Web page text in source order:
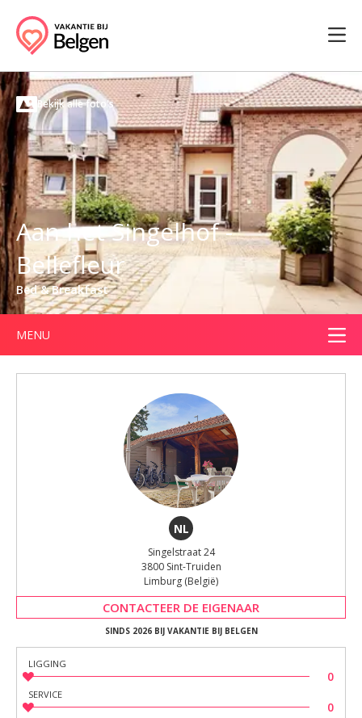
Bekijk alle foto's
Aan het Singelhof -
Bellefleur
Bed & Breakfast
MENU
NL
Singelstraat 24
3800 Sint-Truiden
Limburg (België)
CONTACTEER DE EIGENAAR
SINDS 2026 BIJ VAKANTIE BIJ BELGEN
LIGGING
0
SERVICE
0